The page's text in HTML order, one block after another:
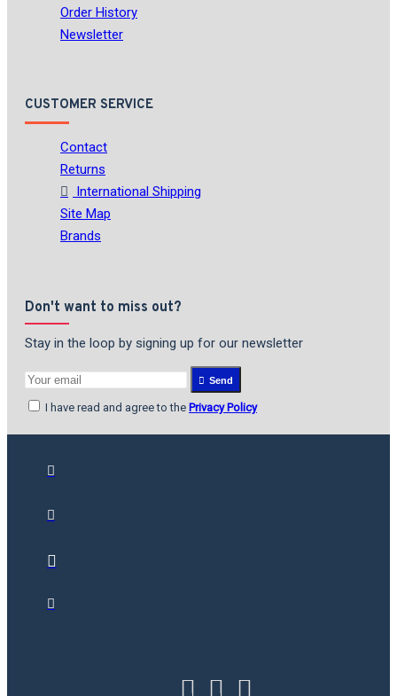
Order History
Newsletter
CUSTOMER SERVICE
Contact
Returns
International Shipping
Site Map
Brands
Don't want to miss out?
Stay in the loop by signing up for our newsletter
Send
I have read and agree to the Privacy Policy